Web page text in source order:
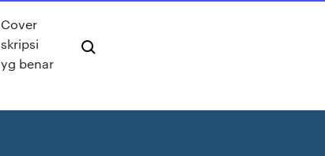
Cover
skripsi
yg benar